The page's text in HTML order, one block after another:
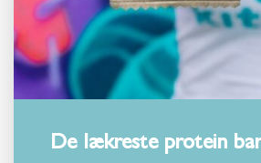
De lækreste protein